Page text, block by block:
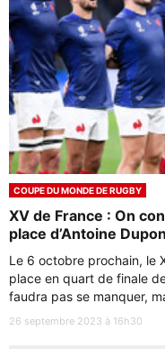
COUPE DU MONDE DE RUGBY
XV de France : On
place d’Antoine
Le 6 octobre prochain, le
place en quart de finale
faudra pas se manquer,
26 septembre 2023 à 16h30